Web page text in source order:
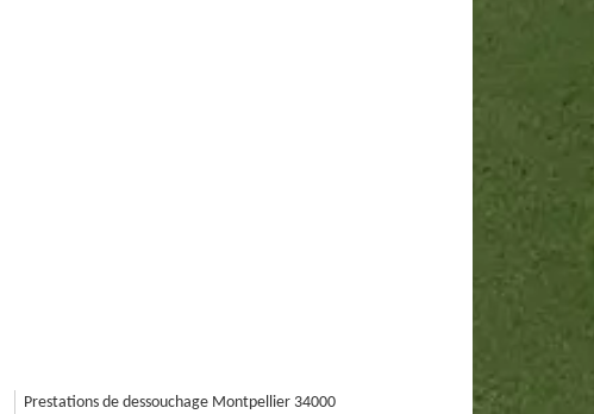
Prestations de dessouchage Montpellier 34000